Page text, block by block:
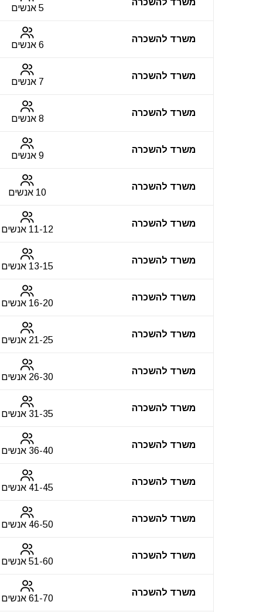
משרד להשכרה
5 אנשים
משרד להשכרה
6 אנשים
משרד להשכרה
7 אנשים
משרד להשכרה
8 אנשים
משרד להשכרה
9 אנשים
משרד להשכרה
10 אנשים
משרד להשכרה
11-12 אנשים
משרד להשכרה
13-15 אנשים
משרד להשכרה
16-20 אנשים
משרד להשכרה
21-25 אנשים
משרד להשכרה
26-30 אנשים
משרד להשכרה
31-35 אנשים
משרד להשכרה
36-40 אנשים
משרד להשכרה
41-45 אנשים
משרד להשכרה
46-50 אנשים
משרד להשכרה
51-60 אנשים
משרד להשכרה
61-70 אנשים